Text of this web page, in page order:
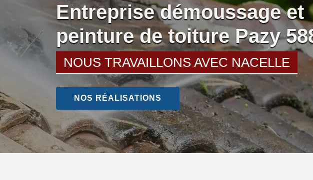
Entreprise démoussage et
peinture de toiture Pazy
NOUS TRAVAILLONS AVEC NACELLE
NOS RÉALISATIONS